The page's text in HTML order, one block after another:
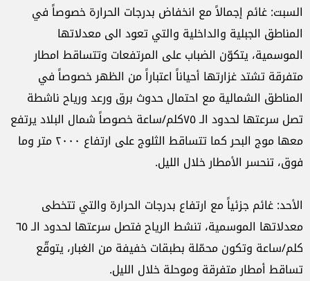
السبت: غائم إجمالاً مع انخفاض بدرجات الحرارة خصوصاً في
المناطق الجبلية والداخلية والتي تعود الى معدلاتها
الموسمية، يتكوّن الضباب على المرتفعات وتتساقط امطار
متفرقة تشتد غزارتها أحياناً اعتباراً من الظهر خصوصاً في
المناطق الشمالية مع احتمال حدوث برق ورعد ورياح ناشطة
تصل سرعتها لحدود الـ ٧٥كلم/ساعة خصوصاً شمال البلاد يرتفع
معها موج البحر كما تتساقط الثلوج على ارتفاع ٢٠٠٠ متر وما
فوق، تنحسر الأمطار خلال الليل.
الأحد: غائم جزئياً مع ارتفاع بدرجات الحرارة والتي تتخطى
معدلاتها الموسمية، تنشط الرياح فتصل سرعتها لحدود الـ ٦٥
كلم/ساعة وتكون محمّلة بطبقات خفيفة من الغبار، يتوقّع
تساقط أمطار متفرقة وموحلة خلال الليل.